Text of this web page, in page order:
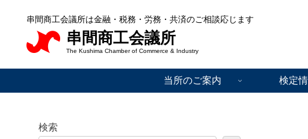
串間商工会議所は金融・税務・労務・共済のご相談応じます
串間商工会議所
The Kushima Chamber of Commerce & Industry
当所のご案内 検定
検索